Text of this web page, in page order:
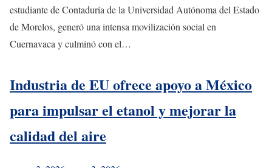
estudiante de Contaduría de la Universidad Autónoma del Estado
de Morelos, generó una intensa movilización social en
Cuernavaca y culminó con el…
Industria de EU ofrece apoyo a México
para impulsar el etanol y mejorar la
calidad del aire